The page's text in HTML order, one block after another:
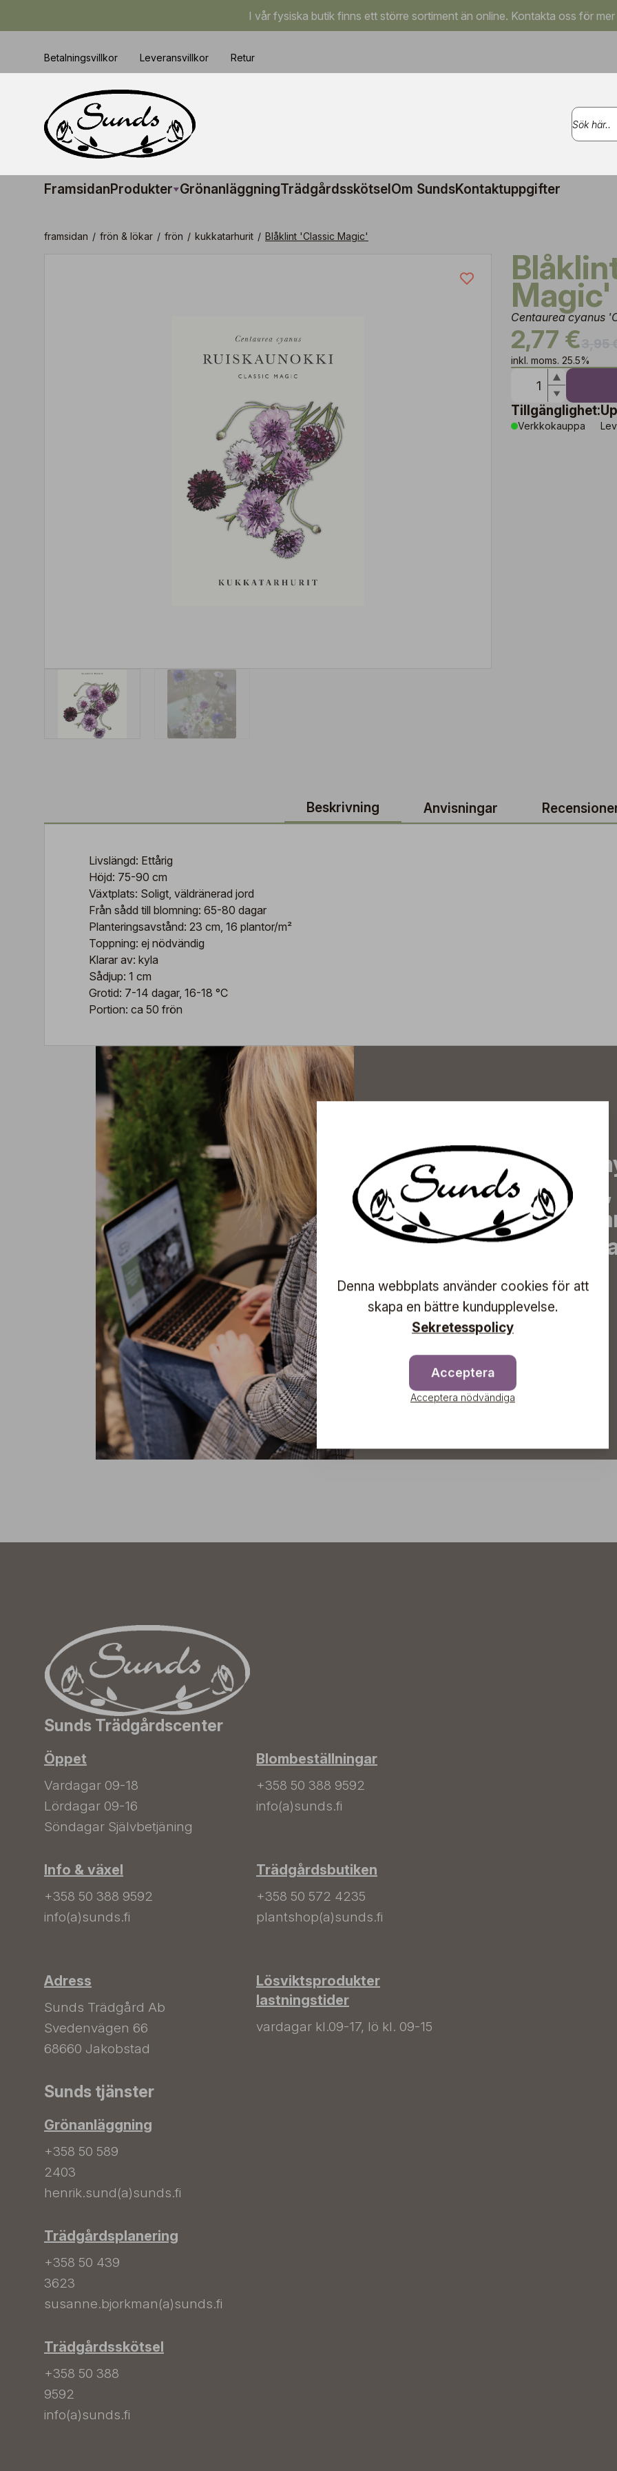
I vår fysiska butik finns ett större sortiment än online. Kontakta oss för
Betalningsvillkor Leveransvillkor Retur
FramsidanProdukter GrönanläggningTrädgårdsskötsel Om SundsKontaktuppgifter
framsidan / frön & lökar / frön / kukkatarhurit / Blåklint 'Classic Magic'
Blåklint 'Classic
Magic'
Centaurea cyanus
2,77 €
inkl. moms. 25.5%
Tillgänglighet:
Verkkokauppa
Beskrivning Anvisningar
Livslängd: Ettårig
Höjd: 75-90 cm
Växtplats: Soligt, väldränerad jord
Från sådd till blomning: 65-80 dagar
Planteringsavstånd: 23 cm, 16 plantor/m²
Toppning: ej nödvändig
Klarar av: kyla
Sådjup: 1 cm
Grotid: 7-14 dagar, 16-18 °C
Portion: ca 50 frön
Prenumerera på vårt
de senaste
erbjudanden,
information om
direkt till din inkorg!
Sunds Trädgårdscenter
Öppet
Vardagar 09-18
Lördagar 09-16
Söndagar Självbetjäning
Info & växel
+358 50 388 9592
info(a)sunds.fi
Adress
Sunds Trädgård Ab
Svedenvägen 66
68660 Jakobstad
Blombeställningar
+358 50 388 9592
info(a)sunds.fi
Trädgårdsbutiken
+358 50 572 4235
plantshop(a)sunds.fi
Lösviktsprodukter
lastningstider
vardagar kl.09-17, lö kl. 09-15
Sunds tjänster
Grönanläggning
+358 50 589
2403
henrik.sund(a)sunds.fi
Trädgårdsplanering
+358 50 439
3623
susanne.bjorkman(a)sunds.fi
Trädgårdsskötsel
+358 50 388
9592
info(a)sunds.fi
Denna webbplats använder cookies för att
skapa en bättre kundupplevelse.
Sekretesspolicy
Acceptera
Acceptera nödvändiga